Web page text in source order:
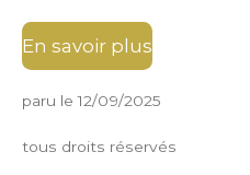
En savoir plus
paru le 12/09/2025
tous droits réservés